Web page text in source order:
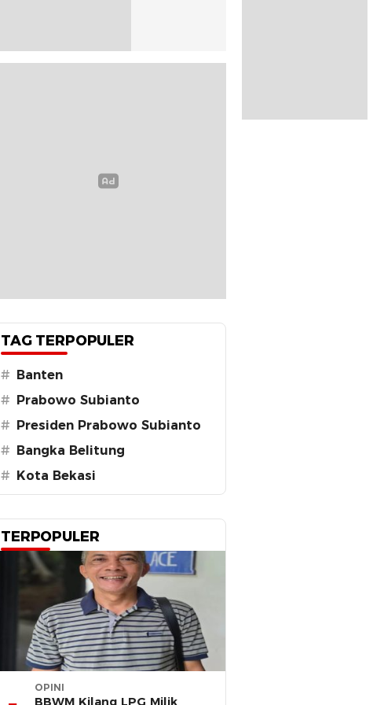
TAG TERPOPULER
# Banten
# Prabowo Subianto
# Presiden Prabowo Subianto
# Bangka Belitung
# Kota Bekasi
TERPOPULER
OPINI
BBWM Kilang LPG Milik